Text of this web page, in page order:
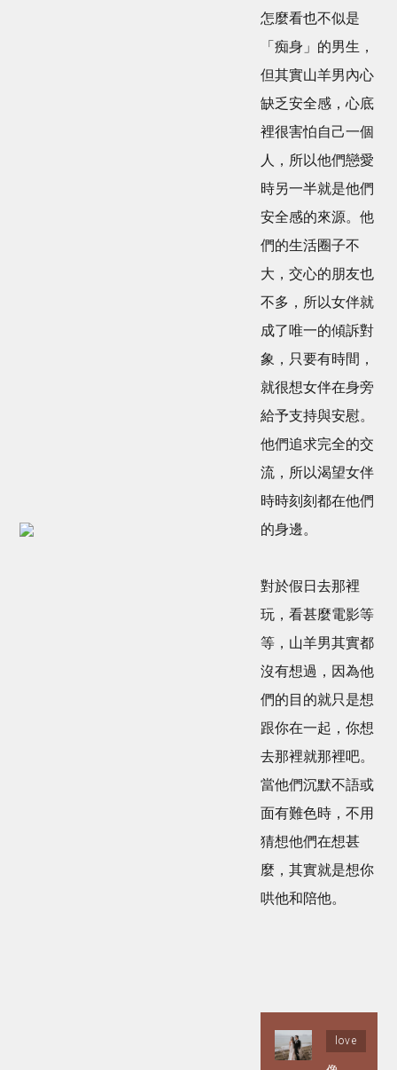
怎麼看也不似是
「痴身」的男生，
但其實山羊男內心
缺乏安全感，心底
裡很害怕自己一個
人，所以他們戀愛
時另一半就是他們
安全感的來源。他
們的生活圈子不
大，交心的朋友也
不多，所以女伴就
成了唯一的傾訴對
象，只要有時間，
就很想女伴在身旁
給予支持與安慰。
他們追求完全的交
流，所以渴望女伴
時時刻刻都在他們
的身邊。
對於假日去那裡
玩，看甚麼電影等
等，山羊男其實都
沒有想過，因為他
們的目的就只是想
跟你在一起，你想
去那裡就那裡吧。
當他們沉默不語或
面有難色時，不用
猜想他們在想甚
麼，其實就是想你
哄他和陪他。
love